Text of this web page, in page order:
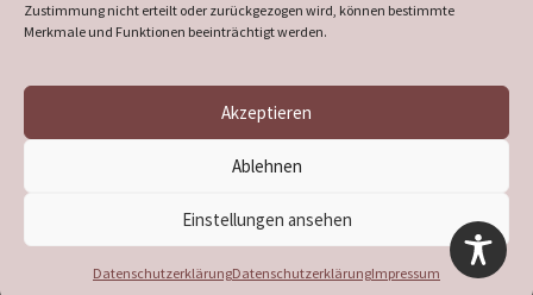
Zustimmung nicht erteilt oder zurückgezogen wird, können bestimmte
Merkmale und Funktionen beeinträchtigt werden.
Akzeptieren
Ablehnen
Einstellungen ansehen
DatenschutzerklärungDatenschutzerklärungImpressum
supported by DÖ
Heimatverein Verl– Alle Rechte vorbehalten